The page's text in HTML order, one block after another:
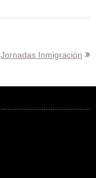
Jornadas Inmigración